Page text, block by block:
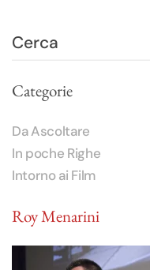
Categorie
Da Ascoltare
In poche Righe
Intorno ai Film
Roy Menarini